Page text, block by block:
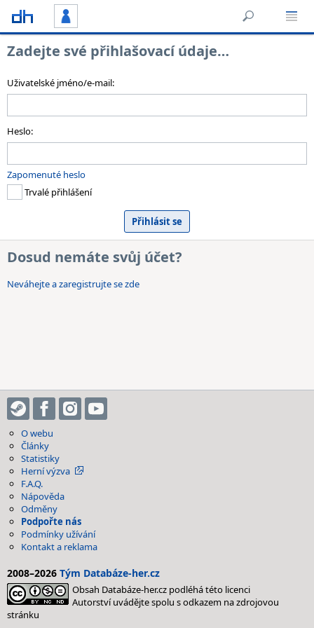
Zadejte své přihlašovací údaje…
Uživatelské jméno/e-mail:
Heslo:
Zapomenuté heslo
Trvalé přihlášení
Dosud nemáte svůj účet?
Neváhejte a zaregistrujte se zde
O webu
Články
Statistiky
Herní výzva
F.A.Q.
Nápověda
Odměny
Podpořte nás
Podmínky užívání
Kontakt a reklama
2008–2026 Tým Databáze-her.cz
Obsah Databáze-her.cz podléhá této licenci
Autorství uvádějte spolu s odkazem na zdrojovou
stránku